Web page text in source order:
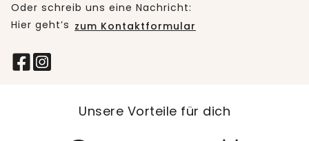
Oder schreib uns eine Nachricht:
Hier geht’s zum Kontaktformular
Unsere Vorteile für dich